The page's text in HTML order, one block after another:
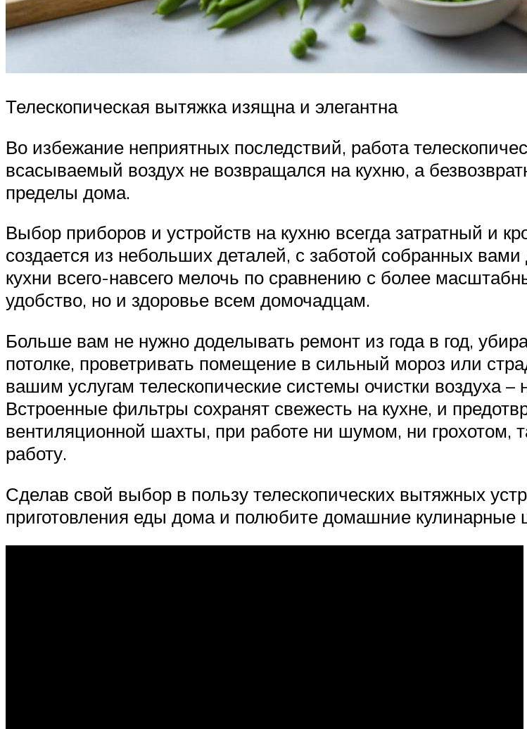
Телескопическая вытяжка изящна и элегантна
Во избежание неприятных последствий, работа
всасываемый воздух не возвращался на кухню, а
пределы дома.
Выбор приборов и устройств на кухню всегда затратный и
создается из небольших деталей, с заботой собранных
кухни всего-навсего мелочь по сравнению с более
удобство, но и здоровье всем домочадцам.
Больше вам не нужно доделывать ремонт из года в год,
потолке, проветривать помещение в сильный мороз или
вашим услугам телескопические системы очистки воздуха
Встроенные фильтры сохранят свежесть на кухне, и
вентиляционной шахты, при работе ни шумом, ни грохотом,
работу.
Сделав свой выбор в пользу телескопических вытяжных
приготовления еды дома и полюбите домашние